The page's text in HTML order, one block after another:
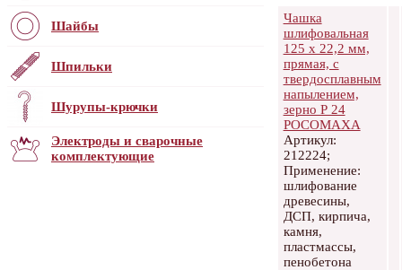
Шайбы
Шпильки
Шурупы-крючки
Электроды и сварочные
комплектующие
Чашка
шлифовальная
125 х 22,2 мм,
прямая, с
твердосплавным
напылением,
зерно Р 24
РОСОМАХА
Артикул:
212224;
Применение:
шлифование
древесины,
ДСП, кирпича,
камня,
пластмассы,
пенобетона